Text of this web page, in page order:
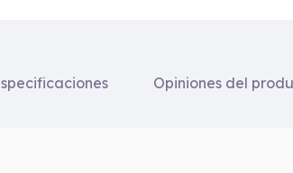
Opiniones del